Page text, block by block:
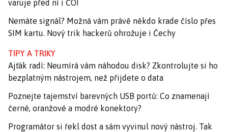
varuje před ní i ČOI
Nemáte signál? Možná vám právě někdo krade číslo přes
SIM kartu. Nový trik hackerů ohrožuje i Čechy
TIPY A TRIKY
Ajťák radí: Neumírá vám náhodou disk? Zkontrolujte si ho
bezplatným nástrojem, než přijdete o data
Poznejte tajemství barevných USB portů: Co znamenají
černé, oranžové a modré konektory?
Programátor si řekl dost a sám vyvinul nový nástroj. Tak